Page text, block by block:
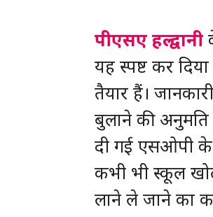
पीएसए हल्द्वानी
यह स्पष्ट कर
तैयार हैं।
बुलाने की अनुमति
दी गई एसओपी के
कभी भी स्कूल
लाने ले जाने का